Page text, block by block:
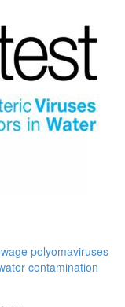
polyomaviruses
contamination